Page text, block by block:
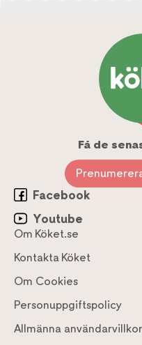
Få de
Facebook
Youtube
Om Köket.se
Kontakta Köket
Om Cookies
Personuppgiftspolicy
Allmänna användarvillkor